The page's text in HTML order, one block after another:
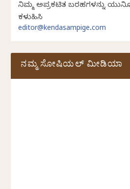
ನಿಮ್ಮ ಅಪ್ರಕಟಿತ ಬರಹಗಳನ್ನು
ಕಳುಹಿಸಿ
editor@kendasampige.com
ನಮ್ಮ ಸೋಷಿಯಲ್‌ ಮೀಡಿಯಾ